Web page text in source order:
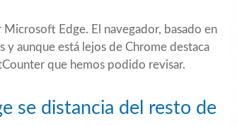
Edge. El navegador, basado en
aunque está lejos de Chrome destaca
que hemos podido revisar.
se distancia del resto de